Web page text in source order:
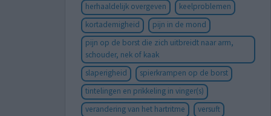
herhaaldelijk overgeven
keelproblemen
kortademigheid
pijn in de mond
pijn op de borst die zich uitbreidt naar arm,
schouder, nek of kaak
slaperigheid
spierkrampen op de borst
tintelingen en prikkeling in vinger(s)
verandering van het hartritme
versuft